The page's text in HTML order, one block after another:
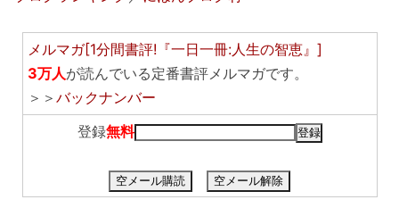
メルマガ[1分間書評!『一日一冊:人生の智恵』]
3万人が読んでいる定番書評メルマガです。
＞＞ バックナンバー
登録無料
空メール購読 空メール解除